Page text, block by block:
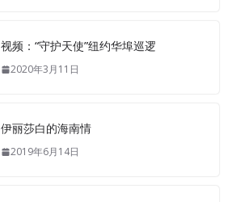
视频：“守护天使”纽约华埠巡逻
2020年3月11日
伊丽莎白的海南情
2019年6月14日